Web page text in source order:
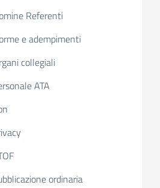
Referenti
e adempimenti
collegiali
ATA
ordinaria